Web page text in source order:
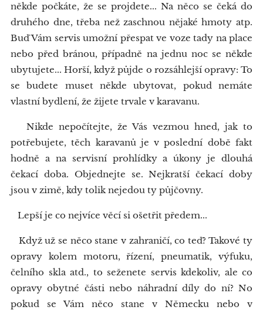
někde počkáte, že se projdete... Na něco se čeká do
druhého dne, třeba než zaschnou nějaké hmoty atp.
Buď Vám servis umožní přespat ve voze tady na place
nebo před bránou, případně na jednu noc se někde
ubytujete... Horší, když půjde o rozsáhlejší opravy: To
se budete muset někde ubytovat, pokud nemáte
vlastní bydlení, že žijete trvale v karavanu.
Nikde nepočítejte, že Vás vezmou hned, jak to
potřebujete, těch karavanů je v poslední době fakt
hodně a na servisní prohlídky a úkony je dlouhá
čekací doba. Objednejte se. Nejkratší čekací doby
jsou v zimě, kdy tolik nejedou ty půjčovny.
Lepší je co nejvíce věcí si ošetřit předem...
Když už se něco stane v zahraničí, co teď? Takové ty
opravy kolem motoru, řízení, pneumatik, výfuku,
čelního skla atd., to seženete servis kdekoliv, ale co
opravy obytné části nebo náhradní díly do ní? No
pokud se Vám něco stane v Německu nebo v